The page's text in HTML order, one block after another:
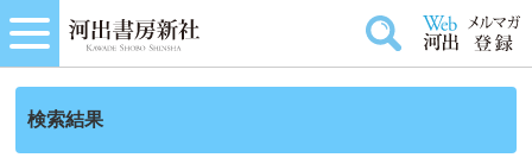
検索結果